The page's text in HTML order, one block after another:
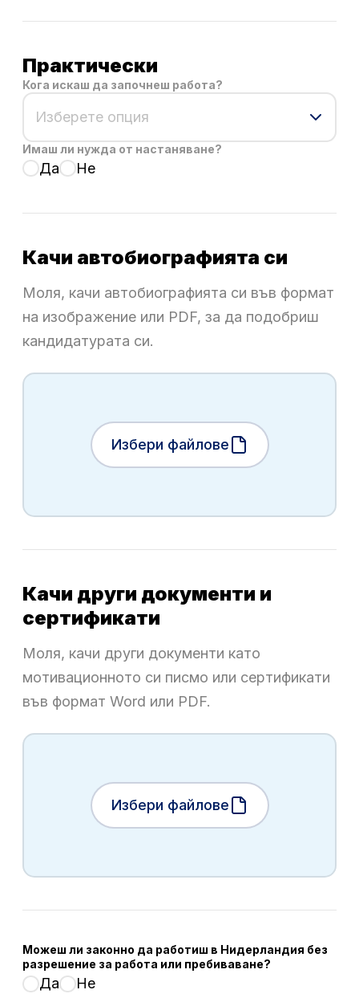
Практически
Кога искаш да започнеш работа?
Изберете опция
Имаш ли нужда от настаняване?
Да Не
Качи автобиографията си
Моля, качи автобиографията си във формат
на изображение или PDF, за да подобриш
кандидатурата си.
Избери файлове
Качи други документи и
сертификати
Моля, качи други документи като
мотивационното си писмо или сертификати
във формат Word или PDF.
Избери файлове
Можеш ли законно да работиш в Нидерландия без
разрешение за работа или пребиваване?
Да
Не